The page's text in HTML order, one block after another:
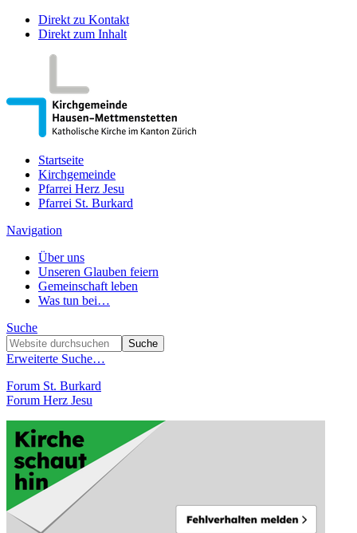
Direkt zu Kontakt
Direkt zum Inhalt
Startseite
Kirchgemeinde
Pfarrei Herz Jesu
Pfarrei St. Burkard
Navigation
Über uns
Unseren Glauben feiern
Gemeinschaft leben
Was tun bei…
Suche
Erweiterte Suche…
Forum St. Burkard
Forum Herz Jesu